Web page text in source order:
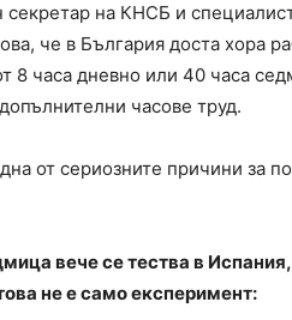
на КНСБ и
че в България доста хора
8 часа дневно или 40 часа
часове труд.
от сериозните причини за
вече се тества в
не е само експеримент: